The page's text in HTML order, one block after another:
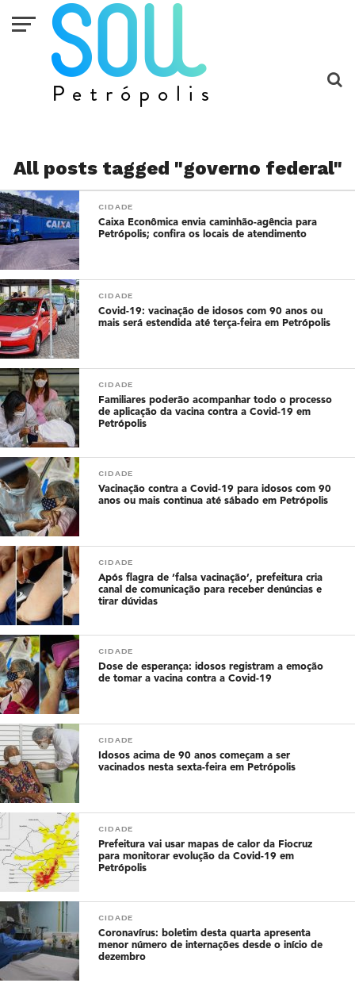
All posts tagged "governo federal"
CIDADE
Caixa Econômica envia caminhão-agência para
Petrópolis; confira os locais de atendimento
CIDADE
Covid-19: vacinação de idosos com 90 anos ou
mais será estendida até terça-feira em Petrópolis
CIDADE
Familiares poderão acompanhar todo o processo
de aplicação da vacina contra a Covid-19 em
Petrópolis
CIDADE
Vacinação contra a Covid-19 para idosos com 90
anos ou mais continua até sábado em Petrópolis
CIDADE
Após flagra de ‘falsa vacinação’, prefeitura cria
canal de comunicação para receber denúncias e
tirar dúvidas
CIDADE
Dose de esperança: idosos registram a emoção
de tomar a vacina contra a Covid-19
CIDADE
Idosos acima de 90 anos começam a ser
vacinados nesta sexta-feira em Petrópolis
CIDADE
Prefeitura vai usar mapas de calor da Fiocruz
para monitorar evolução da Covid-19 em
Petrópolis
CIDADE
Coronavírus: boletim desta quarta apresenta
menor número de internações desde o início de
dezembro